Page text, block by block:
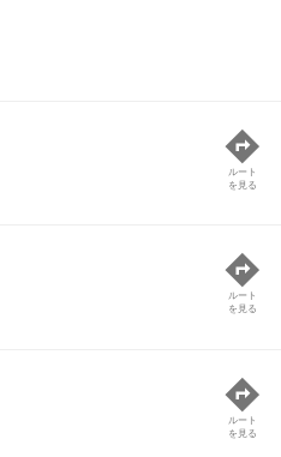
ルート
を見る
ルート
を見る
ルート
を見る